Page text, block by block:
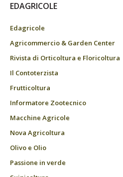
EDAGRICOLE
Edagricole
Agricommercio & Garden Center
Rivista di Orticoltura e Floricoltura
Il Contoterzista
Frutticoltura
Informatore Zootecnico
Macchine Agricole
Nova Agricoltura
Olivo e Olio
Passione in verde